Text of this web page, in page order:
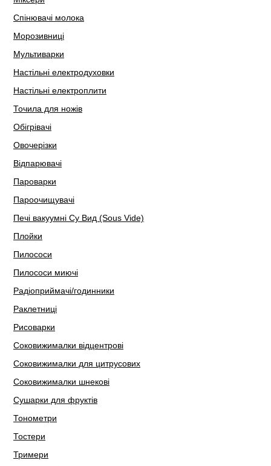
Спінювачі молока
Морозивниці
Мультиварки
Настільні електродуховки
Настільні електроплити
Точила для ножів
Обігрівачі
Овочерізки
Відпарювачі
Пароварки
Пароочищувачі
Печі вакуумні Су Вид (Sous Vide)
Плойки
Пилососи
Пилососи миючі
Радіоприймачі/годинники
Раклетниці
Рисоварки
Соковижималки відцентрові
Соковижималки для цитрусових
Соковижималки шнекові
Сушарки для фруктів
Тонометри
Тостери
Тримери